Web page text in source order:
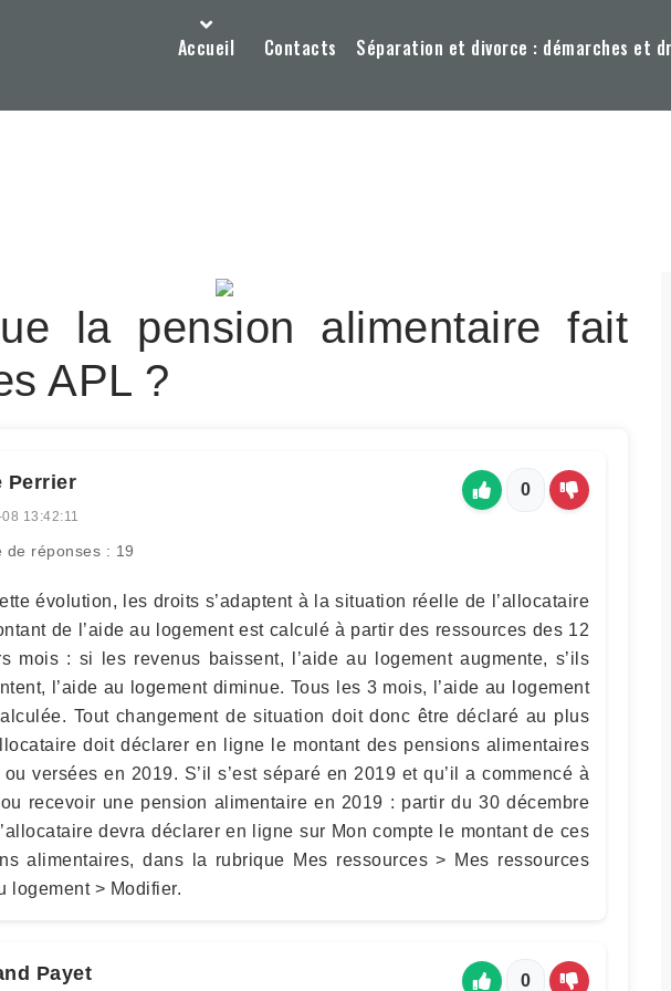
Accueil Contacts Séparation et divorce : démarches et
la pension alimentaire fait
APL ?
Perrier
13:42:11
de réponses : 19
0
évolution, les droits s’adaptent à la situation réelle de l’allocataire
de l’aide au logement est calculé à partir des ressources des 12
mois : si les revenus baissent, l’aide au logement augmente, s’ils
l’aide au logement diminue. Tous les 3 mois, l’aide au logement
Tout changement de situation doit donc être déclaré au plus
doit déclarer en ligne le montant des pensions alimentaires
ou versées en 2019. S’il s’est séparé en 2019 et qu’il a commencé à
recevoir une pension alimentaire en 2019 : partir du 30 décembre
devra déclarer en ligne sur Mon compte le montant de ces
alimentaires, dans la rubrique Mes ressources > Mes ressources
logement > Modifier.
Payet 0